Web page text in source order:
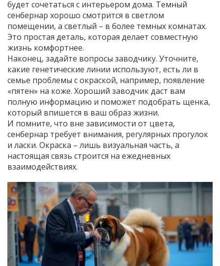
будет сочетаться с интерьером дома. Темный
сенбернар хорошо смотрится в светлом
помещении, а светлый – в более темных комнатах.
Это простая деталь, которая делает совместную
жизнь комфортнее.
Наконец, задайте вопросы заводчику. Уточните,
какие генетические линии используют, есть ли в
семье проблемы с окраской, например, появление
«пятен» на коже. Хороший заводчик даст вам
полную информацию и поможет подобрать щенка,
который впишется в ваш образ жизни.
И помните, что вне зависимости от цвета,
сенбернар требует внимания, регулярных прогулок
и ласки. Окраска – лишь визуальная часть, а
настоящая связь строится на ежедневных
взаимодействиях.